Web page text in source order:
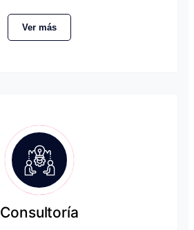
Ver más
Consultoría